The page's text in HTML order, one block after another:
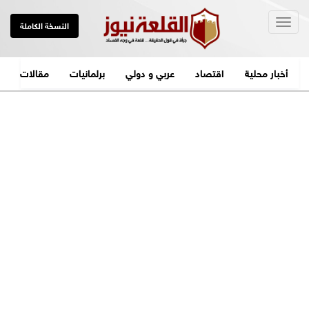
النسخة الكاملة
أخبار محلية اقتصاد عربي و دولي برلمانيات مقالات